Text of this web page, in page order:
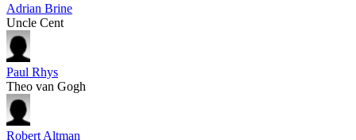
Adrian Brine
Uncle Cent
Paul Rhys
Theo van Gogh
Robert Altman